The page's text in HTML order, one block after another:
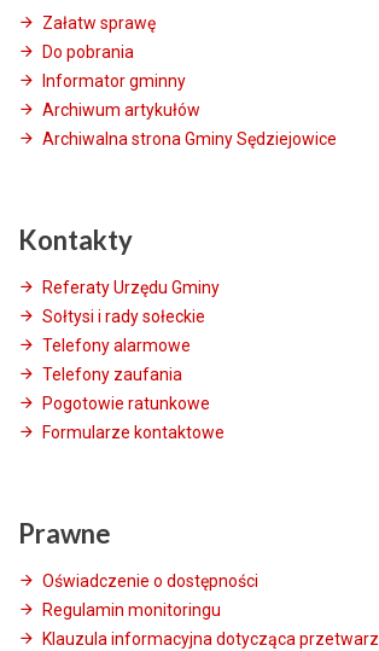
Załatw sprawę
Do pobrania
Informator gminny
Archiwum artykułów
Archiwalna strona Gminy Sędziejowice
Kontakty
Referaty Urzędu Gminy
Sołtysi i rady sołeckie
Telefony alarmowe
Telefony zaufania
Pogotowie ratunkowe
Formularze kontaktowe
Prawne
Oświadczenie o dostępności
Regulamin monitoringu
Klauzula informacyjna dotycząca